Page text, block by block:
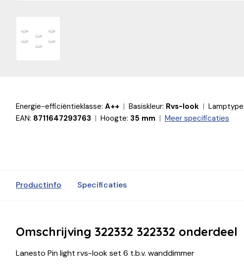
Energie-efficiëntieklasse: A++ Basiskleur: Rvs-look Lamptype:
EAN: 8711647293763 Hoogte: 35 mm Meer specificaties
Productinfo Specificaties
Omschrijving 322332 322332 onderdeel
Lanesto Pin light rvs-look set 6 t.b.v. wanddimmer